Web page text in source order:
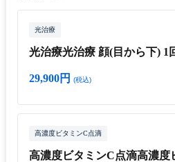
光治療
光治療光治療 顔(目から下) 1
29,900円 (税込)
高濃度ビタミンC点滴
高濃度ビタミンC点滴高濃度